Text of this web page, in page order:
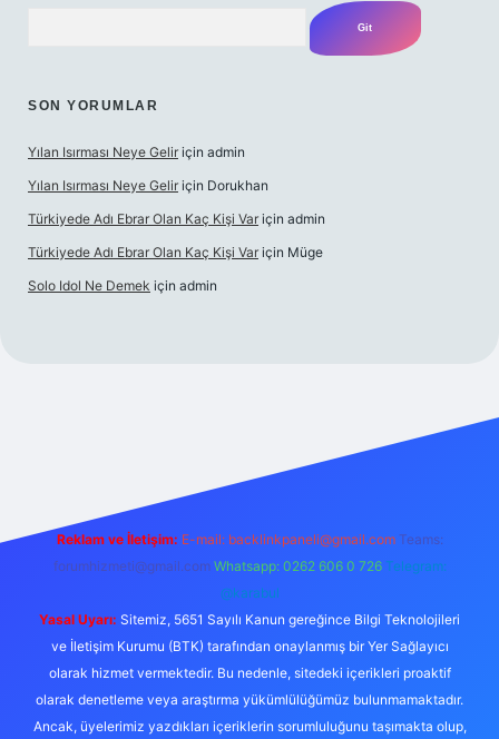
SON YORUMLAR
Yılan Isırması Neye Gelir için admin
Yılan Isırması Neye Gelir için Dorukhan
Türkiyede Adı Ebrar Olan Kaç Kişi Var için admin
Türkiyede Adı Ebrar Olan Kaç Kişi Var için Müge
Solo Idol Ne Demek için admin
Reklam ve İletişim: E-mail: backlinkpaneli@gmail.com Teams:
forumhizmeti@gmail.com Whatsapp: 0262 606 0 726 Telegram:
@karabul
Yasal Uyarı: Sitemiz, 5651 Sayılı Kanun gereğince Bilgi Teknolojileri
ve İletişim Kurumu (BTK) tarafından onaylanmış bir Yer Sağlayıcı
olarak hizmet vermektedir. Bu nedenle, sitedeki içerikleri proaktif
olarak denetleme veya araştırma yükümlülüğümüz bulunmamaktadır.
Ancak, üyelerimiz yazdıkları içeriklerin sorumluluğunu taşımakta olup,